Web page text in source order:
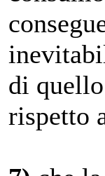
di
rispetto